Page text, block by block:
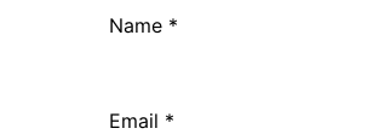
Name *
Email *